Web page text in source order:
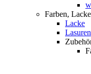
Farben,
Lacke
Lasuren